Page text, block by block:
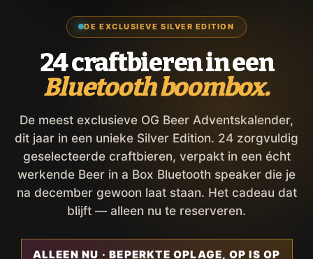
DE EXCLUSIEVE SILVER EDITION
24 craftbieren in een
Bluetooth boombox.
De meest exclusieve OG Beer Adventskalender,
dit jaar in een unieke Silver Edition. 24 zorgvuldig
geselecteerde craftbieren, verpakt in een écht
werkende Beer in a Box Bluetooth speaker die je
na december gewoon laat staan. Het cadeau dat
blijft — alleen nu te reserveren.
ALLEEN NU · BEPERKTE OPLAGE, OP IS OP